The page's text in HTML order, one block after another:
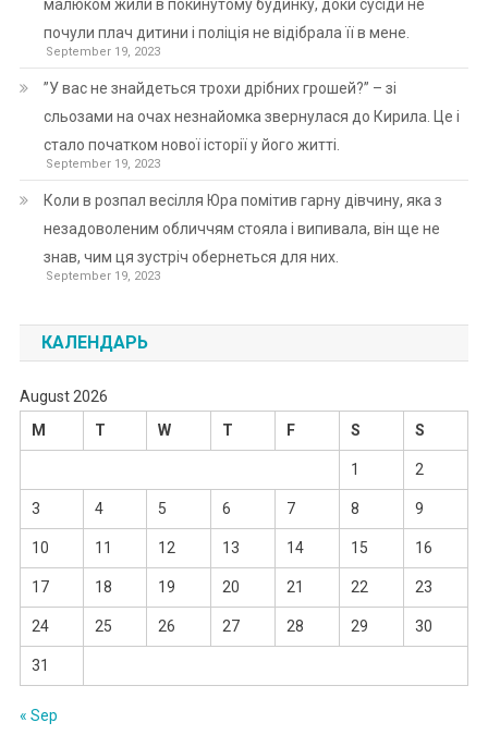
малюком жили в покинутому будинку, доки сусіди не
почули плач дитини і поліція не відібрала її в мене.
September 19, 2023
”У вас не знайдеться трохи дрібних грошей?” – зі
сльозами на очах незнайомка звернулася до Кирила. Це і
стало початком нової історії у його житті.
September 19, 2023
Коли в розпал весілля Юра помітив гарну дівчину, яка з
незадоволеним обличчям стояла і випивала, він ще не
знав, чим ця зустріч обернеться для них.
September 19, 2023
КАЛЕНДАРЬ
August 2026
M
T W T F S S
1 2
3 4 5 6 7 8 9
10 11 12 13 14 15 16
17 18 19 20 21 22 23
24 25 26 27 28 29 30
31
« Sep